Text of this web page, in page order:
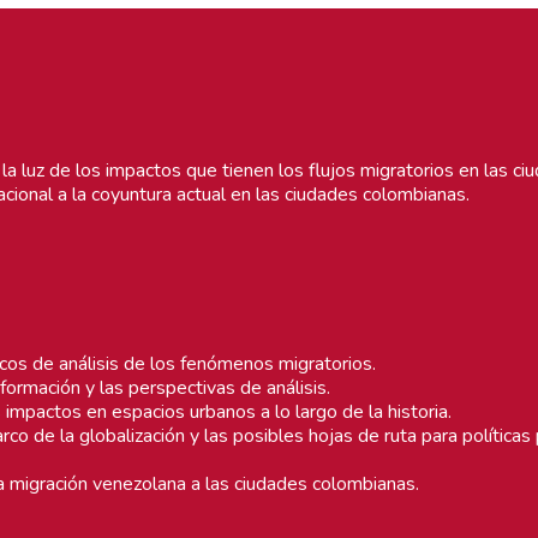
luz de los impactos que tienen los flujos migratorios en las
a la coyuntura actual en las ciudades colombianas.
de análisis de los fenómenos migratorios.
y las perspectivas de análisis.
en espacios urbanos a lo largo de la historia.
de la globalización y las posibles hojas de ruta para políticas
venezolana a las ciudades colombianas.